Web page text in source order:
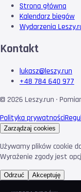
Strona główna
Kalendarz biegów
Wydarzenia
Kontakt
lukasz@leszy.run
+48 784 640 977
© 2026 Leszy.run ·
Polityka prywatności
Zarządzaj cookies
Używamy plików cookie
Wyrażenie zgody jest
Odrzuć Akceptuję